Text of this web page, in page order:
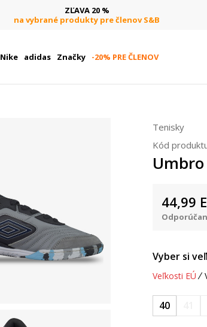
ZĽAVA 20 %
na vybrané produkty pre členov S&B
Nike adidas Značky -20% PRE ČLENOV
Tenisky
Kód
Umbro
44,99
Vyber si
Veľkosti EÚ
40